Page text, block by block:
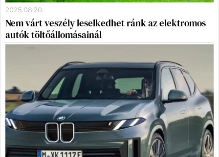
2025.08.20.
Nem várt veszély leselkedhet ránk az elektromos
autók töltőállomásainál